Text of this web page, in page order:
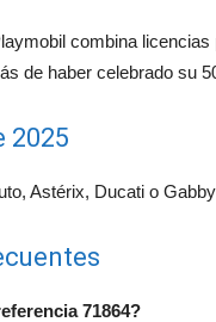
combina
de haber celebrado su
2025
Astérix, Ducati o
71864?